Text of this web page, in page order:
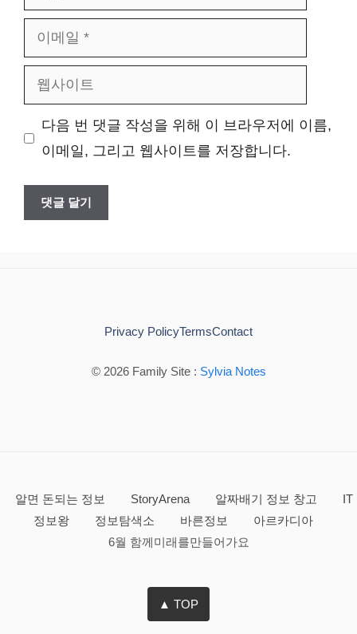
름
메
사
다음 번 댓글 작성을 위해 이 브라우저에 이름,
이메일, 그리고 웹사이트를 저장합니다.
© 2026 Family Site : Sylvia Notes
Privacy PolicyTermsContact
알면 돈되는 정보 StoryArena 알짜배기 정보 창고
IT
정보왕
정보탐색소 바른정보
아르카디아
6월 함께미래를만들어가요
▲ TOP